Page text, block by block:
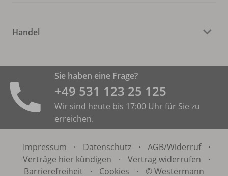
Handel
Sie haben eine Frage?
+49 531 ­123 25 125
Wir sind heute bis 17:00 Uhr für Sie zu
erreichen.
Impressum · Datenschutz · AGB/Widerruf
·
Verträge hier kündigen
· Vertrag widerrufen
·
Barrierefreiheit
· Cookies · © Westermann